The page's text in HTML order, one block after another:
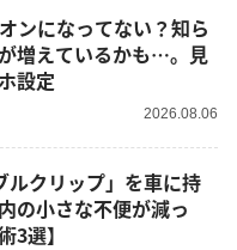
増えているかも…。見
設定
2026.08.06
の小さな不便が減っ
3選】